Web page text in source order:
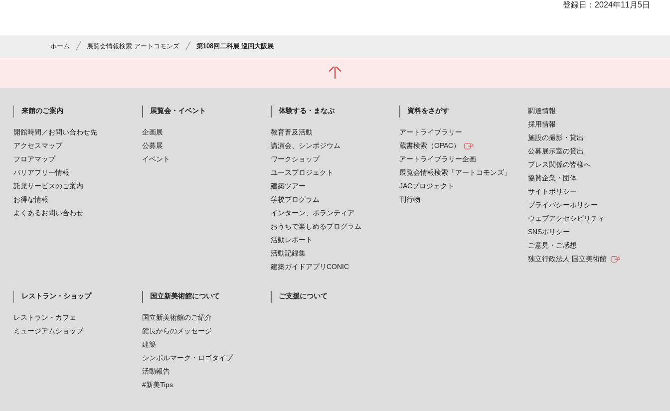
登録日：2024年11月5日
ホーム 展覧会情報検索 アートコモンズ 第108回二科展 巡回大阪展
来館のご案内
開館時間／お問い合わせ先
アクセスマップ
フロアマップ
バリアフリー情報
託児サービスのご案内
お得な情報
よくあるお問い合わせ
展覧会・イベント
企画展
公募展
イベント
体験する・まなぶ
教育普及活動
講演会、シンポジウム
ワークショップ
ユースプロジェクト
建築ツアー
学校プログラム
インターン、ボランティア
おうちで楽しめるプログラム
活動レポート
活動記録集
建築ガイドアプリCONIC
資料をさがす
アートライブラリー
蔵書検索（OPAC）
アートライブラリー企画
展覧会情報検索「アートコモンズ」
JACプロジェクト
刊行物
レストラン・ショップ
レストラン・カフェ
ミュージアムショップ
国立新美術館について
国立新美術館のご紹介
館長からのメッセージ
建築
シンボルマーク・ロゴタイプ
活動報告
#新美Tips
ご支援について
調達情報
採用情報
施設の撮影・貸出
公募展示室の貸出
プレス関係の皆様へ
協賛企業・団体
サイトポリシー
プライバシーポリシー
ウェブアクセシビリティ
SNSポリシー
ご意見・ご感想
独立行政法人 国立美術館